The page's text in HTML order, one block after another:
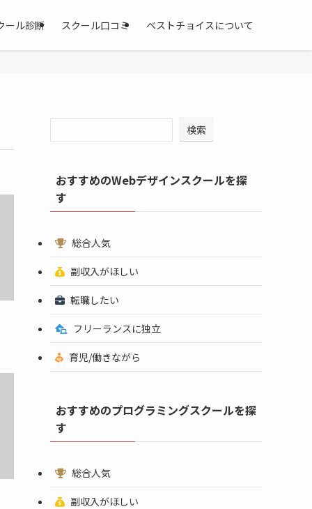
ール診断 スクール口コミ ベストチョイスについて
検索
おすすめのWebデザインスクールを探
す
総合人気
副収入がほしい
転職したい
フリーランスに独立
育児/働きながら
おすすめのプログラミングスクールを探
す
総合人気
副収入がほしい